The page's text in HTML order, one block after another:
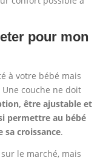
pour mon
à votre bébé mais
couche ne doit
être ajustable et
permettre au bébé
sa croissance.
le marché, mais